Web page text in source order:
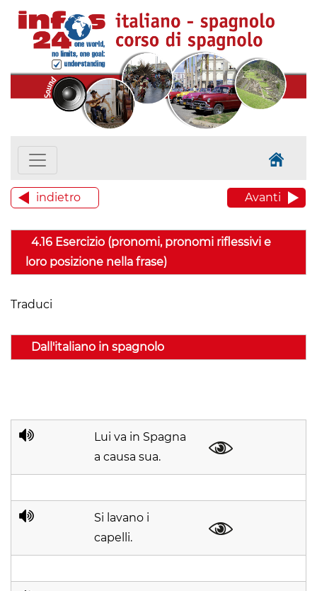
indietro Avanti
4.16 Esercizio (pronomi, pronomi riflessivi e
loro posizione nella frase)
Traduci
Dall'italiano in spagnolo
Lui va in Spagna
a causa sua.
Si lavano i
capelli.